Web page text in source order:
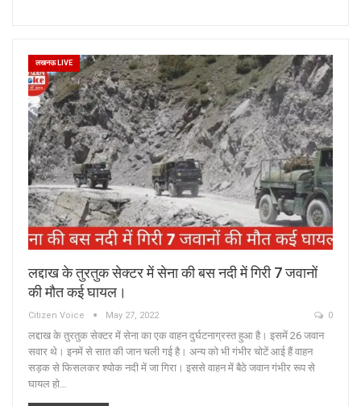
लखनऊ LIVE
लद्दाख के तुरतुक सेक्टर में सेना की बस नदी में गिरी 7 जवानों
की मौत कई घायल।
Citizen Voice May 27, 2022 0
लद्दाख के तुरतुक सेक्टर में सेना का एक वाहन दुर्घटनाग्रस्‍त हुआ है। इसमें 26 जवान
सवार थे। इनमें से सात की जान चली गई है। अन्य को भी गंभीर चोटें आई हैं वाहन
सड़क से फिसलकर श्‍योक नदी में जा गिरा। इससे वाहन में बैठे जवान गंभीर रूप से
घायल हो…